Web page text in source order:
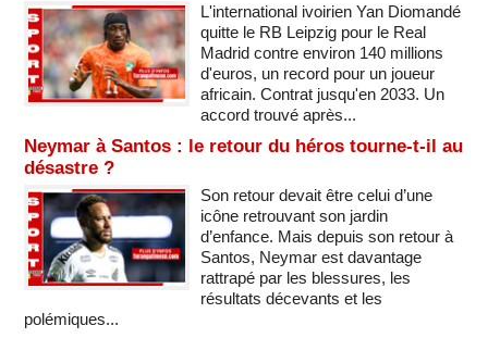
L'international ivoirien Yan Diomandé
quitte le RB Leipzig pour le Real
Madrid contre environ 140 millions
d'euros, un record pour un joueur
africain. Contrat jusqu'en 2033. Un
accord trouvé après...
Neymar à Santos : le retour du héros tourne-t-il au
désastre ?
Son retour devait être celui d’une
icône retrouvant son jardin
d’enfance. Mais depuis son retour à
Santos, Neymar est davantage
rattrapé par les blessures, les
résultats décevants et les
polémiques...